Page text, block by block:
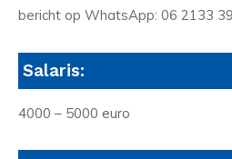
bericht op WhatsApp: 06 2133
Salaris:
4000 – 5000 euro